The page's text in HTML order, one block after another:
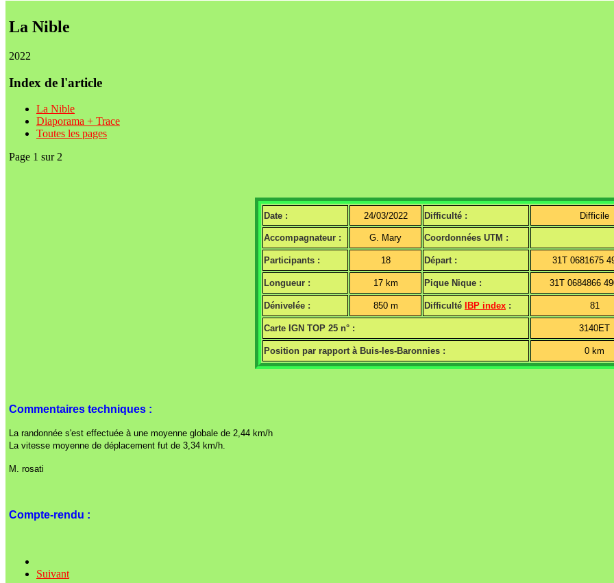
La Nible
2022
Index de l'article
La Nible
Diaporama + Trace
Toutes les pages
Page 1 sur 2
Date : 24/03/2022 Difficulté : Difficile
Accompagnateur : G. Mary Coordonnées UTM :
Participants : 18 Départ : 31T 0681675
Longueur : 17 km Pique Nique : 31T 0684866
Dénivelée : 850 m Difficulté IBP index : 81
Carte IGN TOP 25 n° : 3140ET
Position par rapport à Buis-les-Baronnies : 0 km
Commentaires techniques :
La randonnée s'est effectuée à une moyenne globale de 2,44 km/h
La vitesse moyenne de déplacement fut de 3,34 km/h.
M. rosati
Compte-rendu :
Suivant